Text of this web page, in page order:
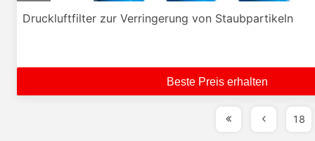
Druckluftfilter zur Verringerung von Staubpartikeln
Beste Preis erhalten
18